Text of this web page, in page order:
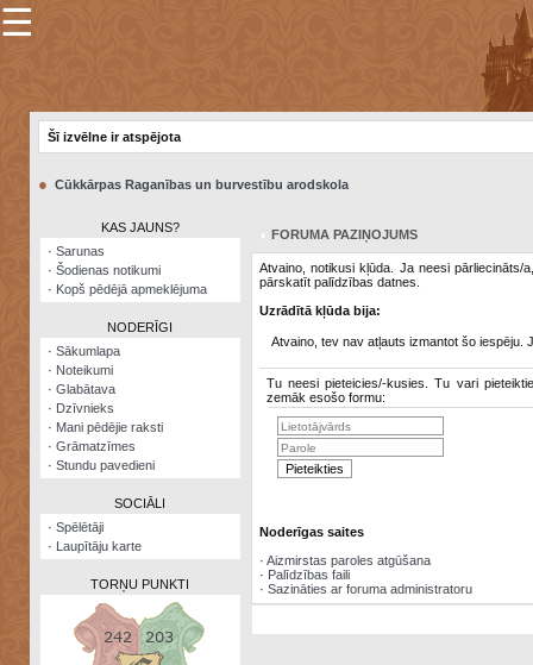
×
Šodienas
notikumi
Visatcera
almanahs
Arhīvs
☰
Šī izvēlne ir atspējota
● Cūkkārpas Raganības un burvestību arodskola
KAS JAUNS?
· Sarunas
· Šodienas notikumi
· Kopš pēdējā apmeklējuma
NODERĪGI
· Sākumlapa
· Noteikumi
· Glabātava
· Dzīvnieks
· Mani pēdējie raksti
· Grāmatzīmes
· Stundu pavedieni
SOCIĀLI
· Spēlētāji
· Laupītāju karte
TORŅU PUNKTI
FORUMA PAZIŅOJUMS
Atvaino, notikusi kļūda. Ja neesi pārliecināts/
pārskatīt palīdzības datnes.
Uzrādītā kļūda bija:
Atvaino, tev nav atļauts izmantot šo iespēju.
Tu neesi pieteicies/-kusies. Tu vari
zemāk esošo formu:
Noderīgas saites
· Aizmirstas paroles atgūšana
· Palīdzības faili
· Sazināties ar foruma administratoru